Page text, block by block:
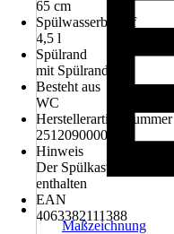
65 cm
Spülwasserbedarf
4,5 l
Spülrand
mit Spülrand
Besteht aus
WC
Herstellerartikelnummer
2512090000
Hinweis
Der Spülkasten und
enthalten
EAN
4063382111388
Maßzeichnung